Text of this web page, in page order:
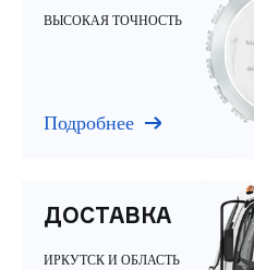
ВЫСОКАЯ ТОЧНОСТЬ
Подробнее
ДОСТАВКА
ИРКУТСК И ОБЛАСТЬ